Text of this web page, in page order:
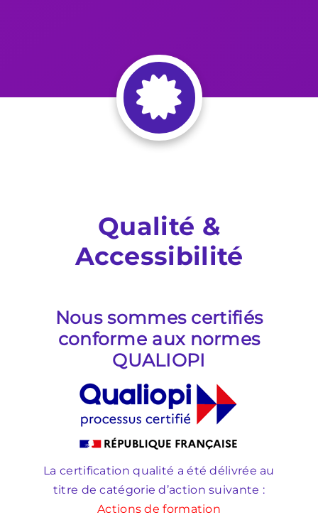
Qualité &
Accessibilité
Nous sommes certifiés
conforme aux normes
QUALIOPI
La certification qualité a été délivrée au
titre de catégorie d’action suivante :
Actions de formation